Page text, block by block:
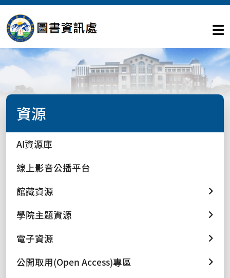
資源
AI資源庫
線上影音公播平台
館藏資源
學院主題資源
電子資源
公開取用(Open Access)專區